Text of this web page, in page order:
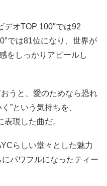
デオTOP 100″では92
では81位になり、世界が
をしっかりアピールし
うと、愛のためなら恐れ
”という気持ちを、
現した曲だ。
らしい堂々とした魅力
パワフルになったティー